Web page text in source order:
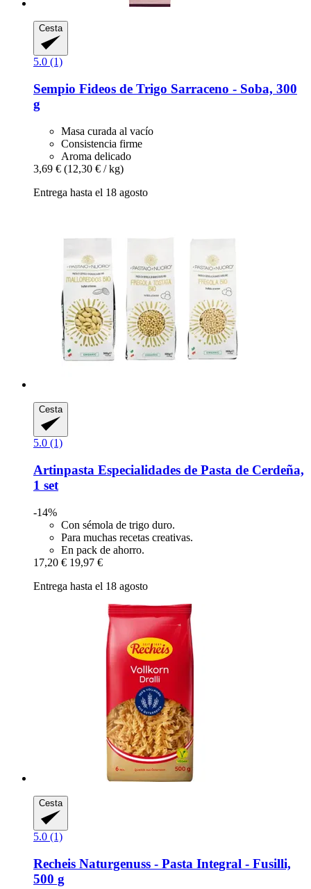
Cesta
5.0 (1)
Sempio Fideos de Trigo Sarraceno -​ Soba, 300
g
Masa curada al vacío
Consistencia firme
Aroma delicado
3,69 € (12,30 € / kg)
Entrega hasta el 18 agosto
Cesta
5.0 (1)
Artinpasta Especialidades de Pasta de Cerdeña,
1 set
-14%
Con sémola de trigo duro.
Para muchas recetas creativas.
En pack de ahorro.
17,20 € 19,97 €
Entrega hasta el 18 agosto
Cesta
5.0 (1)
Recheis Naturgenuss -​ Pasta Integral -​ Fusilli,
500 g